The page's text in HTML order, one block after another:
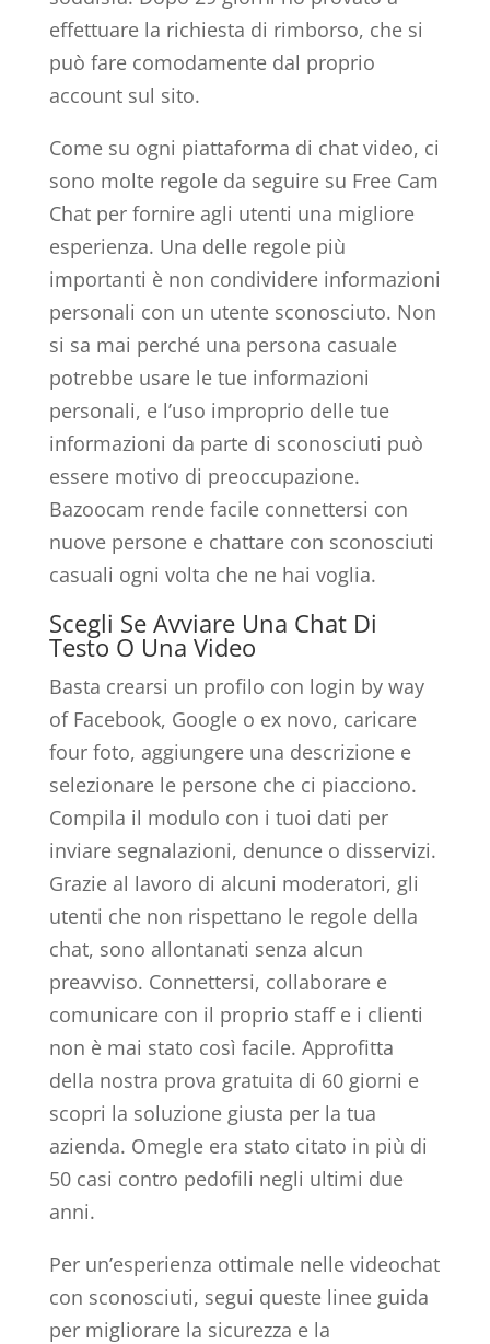
effettuare la richiesta di rimborso, che si
può fare comodamente dal proprio
account sul sito.
Come su ogni piattaforma di chat video, ci
sono molte regole da seguire su Free Cam
Chat per fornire agli utenti una migliore
esperienza. Una delle regole più
importanti è non condividere informazioni
personali con un utente sconosciuto. Non
si sa mai perché una persona casuale
potrebbe usare le tue informazioni
personali, e l’uso improprio delle tue
informazioni da parte di sconosciuti può
essere motivo di preoccupazione.
Bazoocam rende facile connettersi con
nuove persone e chattare con sconosciuti
casuali ogni volta che ne hai voglia.
Scegli Se Avviare Una Chat Di
Testo O Una Video
Basta crearsi un profilo con login by way
of Facebook, Google o ex novo, caricare
four foto, aggiungere una descrizione e
selezionare le persone che ci piacciono.
Compila il modulo con i tuoi dati per
inviare segnalazioni, denunce o disservizi.
Grazie al lavoro di alcuni moderatori, gli
utenti che non rispettano le regole della
chat, sono allontanati senza alcun
preavviso. Connettersi, collaborare e
comunicare con il proprio staff e i clienti
non è mai stato così facile. Approfitta
della nostra prova gratuita di 60 giorni e
scopri la soluzione giusta per la tua
azienda. Omegle era stato citato in più di
50 casi contro pedofili negli ultimi due
anni.
Per un’esperienza ottimale nelle videochat
con sconosciuti, segui queste linee guida
per migliorare la sicurezza e la